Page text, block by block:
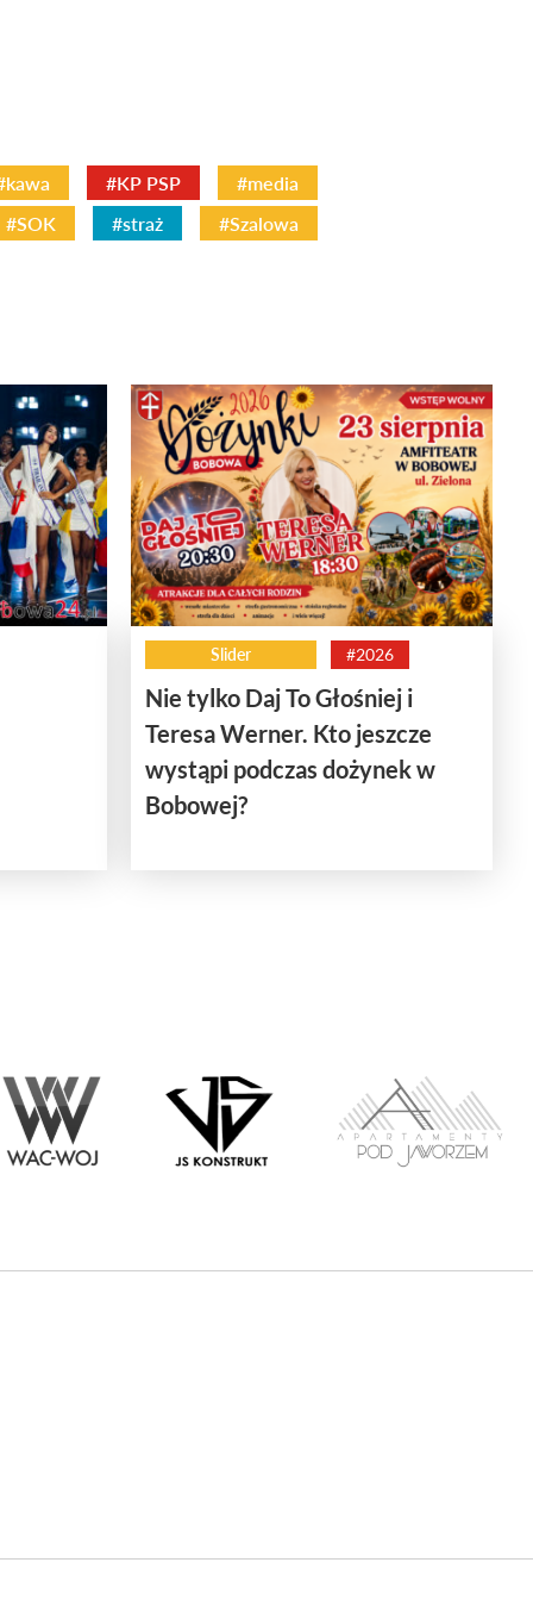
#KP PSP
#media
#SOK
#straż #Szalowa
Slider #2026
Nie tylko Daj To Głośniej i
Teresa Werner. Kto jeszcze
wystąpi podczas dożynek w
Bobowej?